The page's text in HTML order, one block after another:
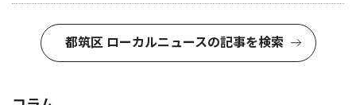
都筑区 ローカルニュースの記事を検索